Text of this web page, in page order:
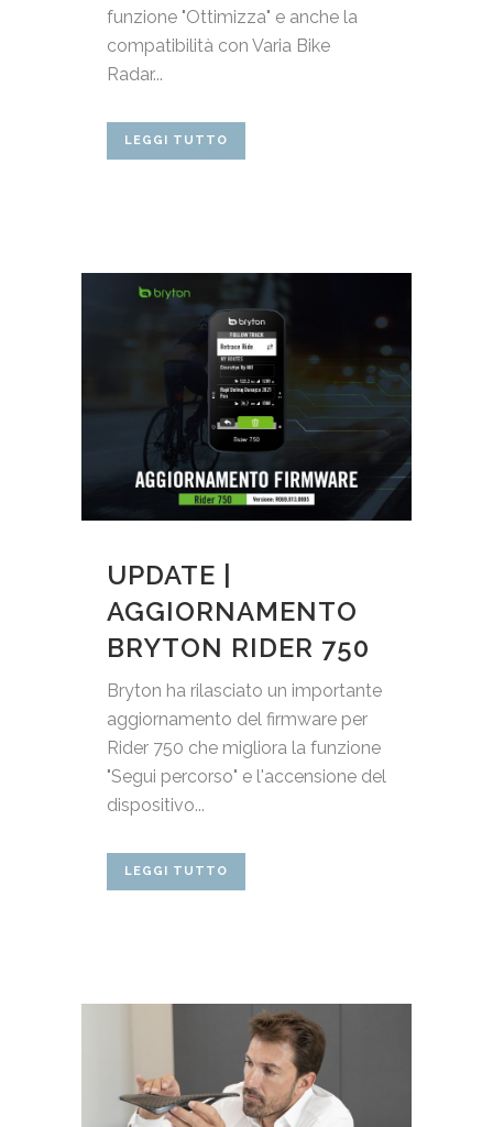
funzione "Ottimizza" e anche la
compatibilità con Varia Bike
Radar...
LEGGI TUTTO
UPDATE |
AGGIORNAMENTO
BRYTON RIDER 750
Bryton ha rilasciato un importante
aggiornamento del firmware per
Rider 750 che migliora la funzione
"Segui percorso" e l'accensione del
dispositivo...
LEGGI TUTTO